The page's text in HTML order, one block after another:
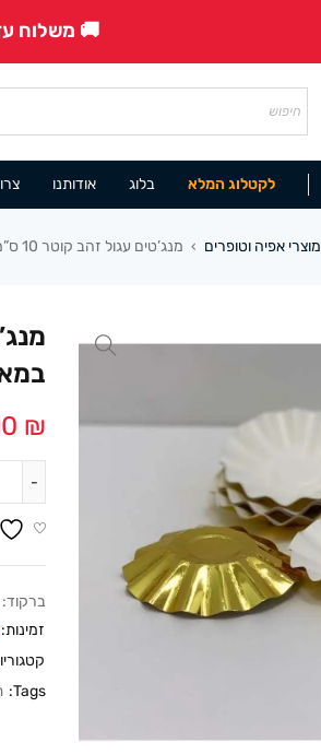
🚚 משלוח עד
לקטלוג המלא בלוג אודותנו
מוצרי אפיה וטופרים › מנג’טים עגול זהב קוטר 10 ס”מ ( 10 יח במארז)
₪
ברקוד:
זמינות:
Tags: